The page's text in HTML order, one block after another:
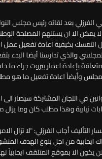
بعد لقائه رئيس مجلس
الا ان يستلهم المصلحة
تزال التمسك بكيفية اعادة
والذي تدارسنا أيضا
بإعادة اعمار بيروت جراء ما
وأيضاً اعادة تفعيل ما هو مطلب
في اللجان المشتركة سيصار
نيابية وهذا مطلب كان وما يزال
أجاب الفرزلي: "لا تزال
ايجابية من اجل بلوغ الهدف
يكون الا بموقع المتلقف ايجابياً